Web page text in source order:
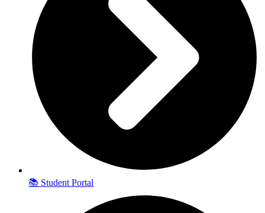
📚 Student Portal